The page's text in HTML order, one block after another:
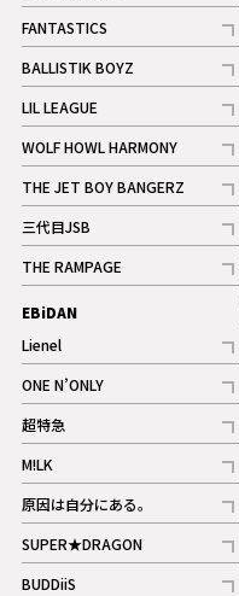
記事
FANTASTICS
記事
BALLISTIK BOYZ
記事
LIL LEAGUE
記事
WOLF HOWL HARMONY
記事
THE JET BOY BANGERZ
記事
三代目JSB
記事
THE RAMPAGE
記事
ギャラリー
EBiDAN
Lienel
記事
ONE N’ONLY
記事
超特急
記事
M!LK
記事
原因は自分にある。
記事
SUPER★DRAGON
記事
BUDDiiS